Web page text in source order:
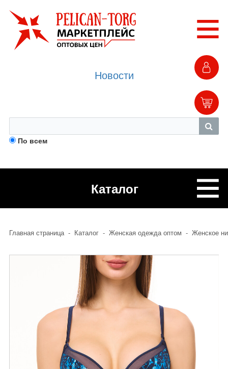
По всем
Новости
Каталог
Главная страница - Каталог - Женская одежда оптом - Женское